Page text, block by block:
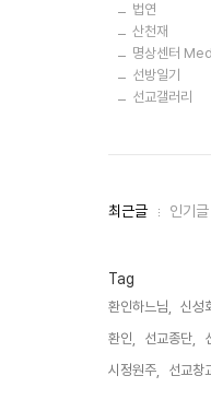
법연
산천재
명상센터
선방일기
선교갤러리
최
인
글
최근글 인기글
Tag
환인하느님, 신성
환인,
선교종단,
시정원주,
선교창